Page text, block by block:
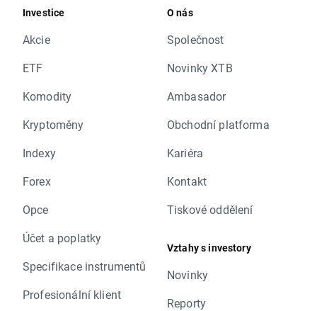
Investice
Akcie
ETF
Komodity
Kryptoměny
Indexy
Forex
Opce
Účet a poplatky
Specifikace instrumentů
Profesionální klient
O nás
Společnost
Novinky XTB
Ambasador
Obchodní platforma
Kariéra
Kontakt
Tiskové oddělení
Vztahy s investory
Novinky
Reporty